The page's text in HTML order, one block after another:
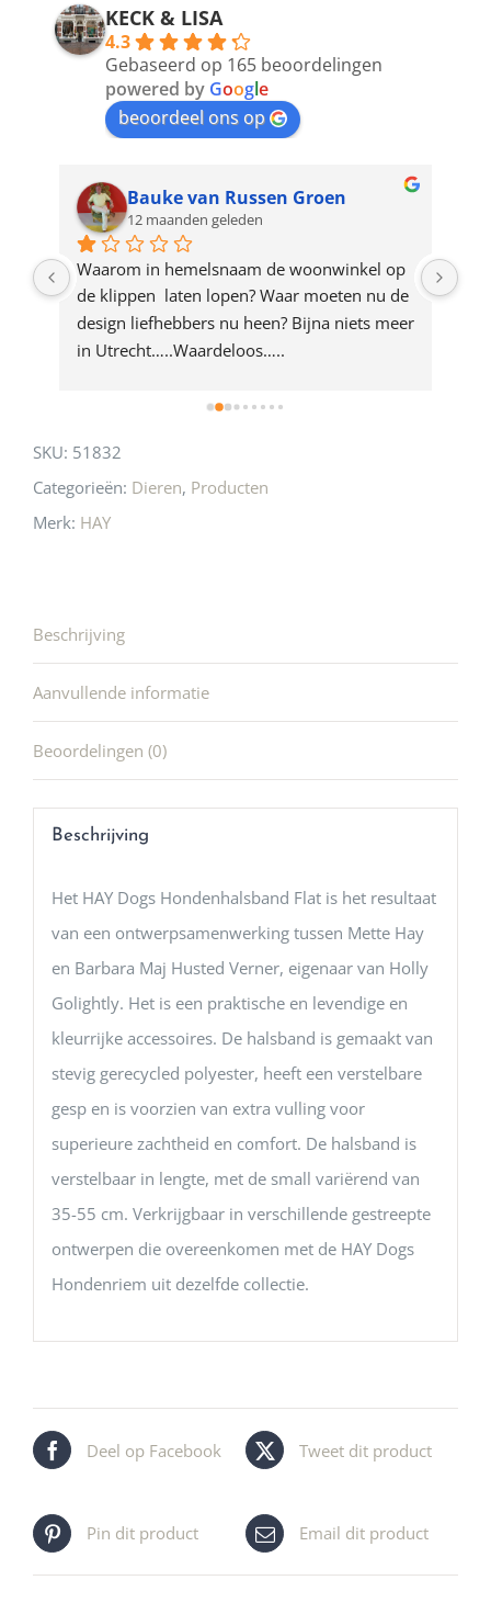
address
product
KECK & LISA
4.3
Gebaseerd op 165 beoordelingen
powered by Google
beoordeel ons op
Bauke van Russen Groen
12 maanden geleden
Waarom in hemelsnaam de woonwinkel op
de klippen  laten lopen? Waar moeten nu de
design liefhebbers nu heen? Bijna niets meer
in Utrecht…..Waardeloos…..
SKU: 51832
Categorieën: Dieren, Producten
Merk: HAY
Beschrijving
Aanvullende informatie
Beoordelingen (0)
Beschrijving
Het HAY Dogs Hondenhalsband Flat is het resultaat
van een ontwerpsamenwerking tussen Mette Hay
en Barbara Maj Husted Verner, eigenaar van Holly
Golightly. Het is een praktische en levendige en
kleurrijke accessoires. De halsband is gemaakt van
stevig gerecycled polyester, heeft een verstelbare
gesp en is voorzien van extra vulling voor
superieure zachtheid en comfort. De halsband is
verstelbaar in lengte, met de small variërend van
35-55 cm. Verkrijgbaar in verschillende gestreepte
ontwerpen die overeenkomen met de HAY Dogs
Hondenriem uit dezelfde collectie.
Deel op Facebook Tweet dit product
Pin dit product Email dit product